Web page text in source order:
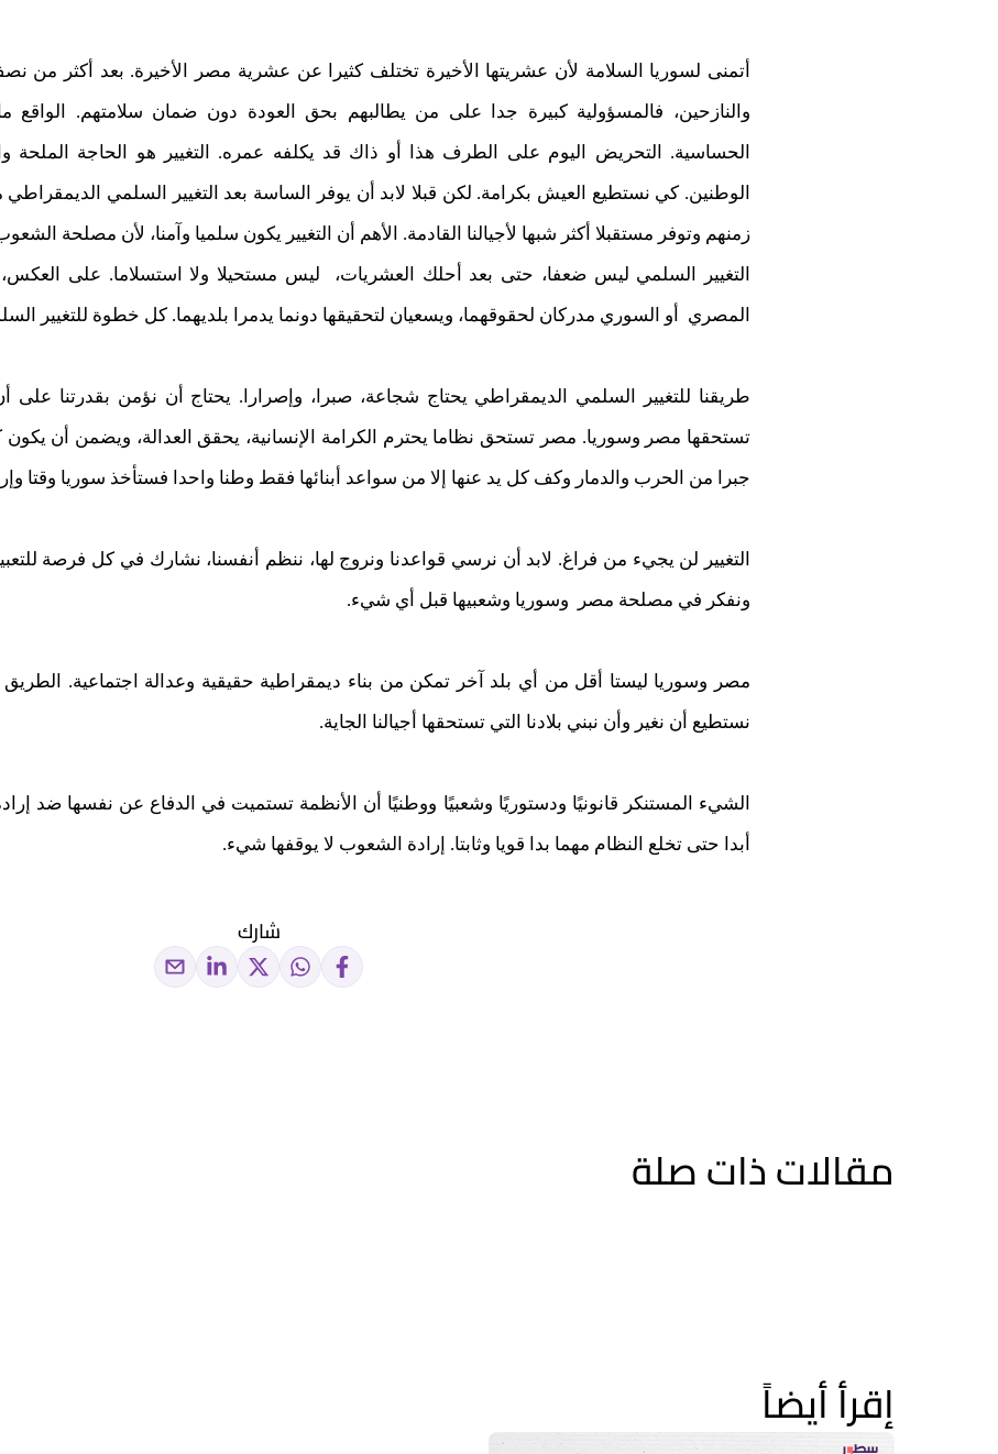
أتمنى لسوريا السلامة لأن عشريتها الأخيرة تختلف كثيرا عن عشرية مصر الأخيرة. بعد أكثر من
والنازحين، فالمسؤولية كبيرة جدا على من يطالبهم بحق العودة دون ضمان سلامتهم. الواقع
الحساسية. التحريض اليوم على الطرف هذا أو ذاك قد يكلفه عمره. التغيير هو الحاجة الملحة
الوطنين. كي نستطيع العيش بكرامة. لكن قبلا لابد أن يوفر الساسة بعد التغيير السلمي الديمقراطي
زمنهم وتوفر مستقبلا أكثر شبها لأجيالنا القادمة. الأهم أن التغيير يكون سلميا وآمنا، لأن مصلحة
التغيير السلمي ليس ضعفا، حتى بعد أحلك العشريات، ليس مستحيلا ولا استسلاما. على
المصري أو السوري مدركان لحقوقهما، ويسعيان لتحقيقها دونما يدمرا بلديهما. كل خطوة للتغيير
طريقنا للتغيير السلمي الديمقراطي يحتاج شجاعة، صبرا، وإصرارا. يحتاج أن نؤمن بقدرتنا على
تستحقها مصر وسوريا. مصر تستحق نظاما يحترم الكرامة الإنسانية، يحقق العدالة، ويضمن أن
جبرا من الحرب والدمار وكف كل يد عنها إلا من سواعد أبنائها فقط وطنا واحدا فستأخذ سوريا وقتا
التغيير لن يجيء من فراغ. لابد أن نرسي قواعدنا ونروج لها، ننظم أنفسنا، نشارك في كل فرصة
ونفكر في مصلحة مصر وسوريا وشعبيها قبل أي شيء.
مصر وسوريا ليستا أقل من أي بلد آخر تمكن من بناء ديمقراطية حقيقية وعدالة اجتماعية.
نستطيع أن نغير وأن نبني بلادنا التي تستحقها أجيالنا الجاية.
الشيء المستنكر قانونيًا ودستوريًا وشعبيًا ووطنيًا أن الأنظمة تستميت في الدفاع عن نفسها ضد
أبدا حتى تخلع النظام مهما بدا قويا وثابتا. إرادة الشعوب لا يوقفها شيء.
شارك
مقالات ذات صلة
إقرأ أيضاً